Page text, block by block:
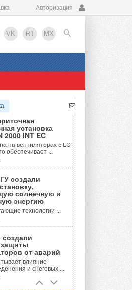
Авторизация
VK RT MX
EN
установка
2000 INT EC
на вентиляторах с EC-
обеспечивает ...
создали
солнечную и
энергию
технологии ...
создали
от аварий
влияние
и снеговых ...